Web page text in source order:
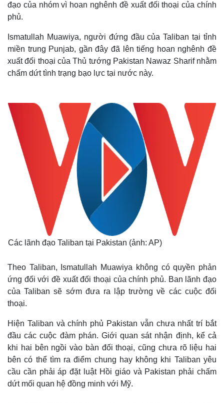
đạo của nhóm vì hoan nghênh đề xuất đối thoại của chính
phủ.
Ismatullah Muawiya, người đứng đầu của Taliban tại tỉnh
miền trung Punjab, gần đây đã lên tiếng hoan nghênh đề
xuất đối thoại của Thủ tướng Pakistan Nawaz Sharif nhằm
chấm dứt tình trạng bạo lực tại nước này.
Các lãnh đạo Taliban tại Pakistan (ảnh: AP)
Theo Taliban, Ismatullah Muawiya không có quyền phản
ứng đối với đề xuất đối thoại của chính phủ. Ban lãnh đạo
của Taliban sẽ sớm đưa ra lập trường về các cuộc đối
thoại.
Hiện Taliban và chính phủ Pakistan vẫn chưa nhất trí bắt
đầu các cuộc đàm phán. Giới quan sát nhận định, kể cả
khi hai bên ngồi vào bàn đối thoại, cũng chưa rõ liệu hai
bên có thể tìm ra điểm chung hay không khi Taliban yêu
cầu cần phải áp đặt luật Hồi giáo và Pakistan phải chấm
dứt mối quan hệ đồng minh với Mỹ.